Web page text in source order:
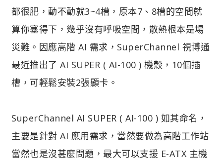
都很肥，動不動就3~4槽，原本7、8槽的空間就
算你塞得下，幾乎沒有呼吸空間，散熱根本是場
災難。因應高階 AI 需求，SuperChannel 視博通
最近推出了 AI SUPER ( AI-100 ) 機殼，10個插
槽，可輕鬆安裝2張顯卡。
SuperChannel AI SUPER ( AI-100 ) 如其命名，
主要是針對 AI 應用需求，當然要做為高階工作站
當然也是沒甚麼問題，最大可以支援 E-ATX 主機